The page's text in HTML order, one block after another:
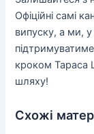
Офіційні самі
випуску, а ми,
кроком Тараса
шляху!
Схожі